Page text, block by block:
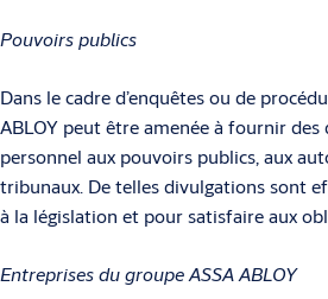
Pouvoirs publics
Dans le cadre d’enquêtes ou de
ABLOY peut être amenée à fournir des
personnel aux pouvoirs publics, aux
tribunaux. De telles divulgations sont
à la législation et pour satisfaire aux
Entreprises du groupe ASSA ABLOY